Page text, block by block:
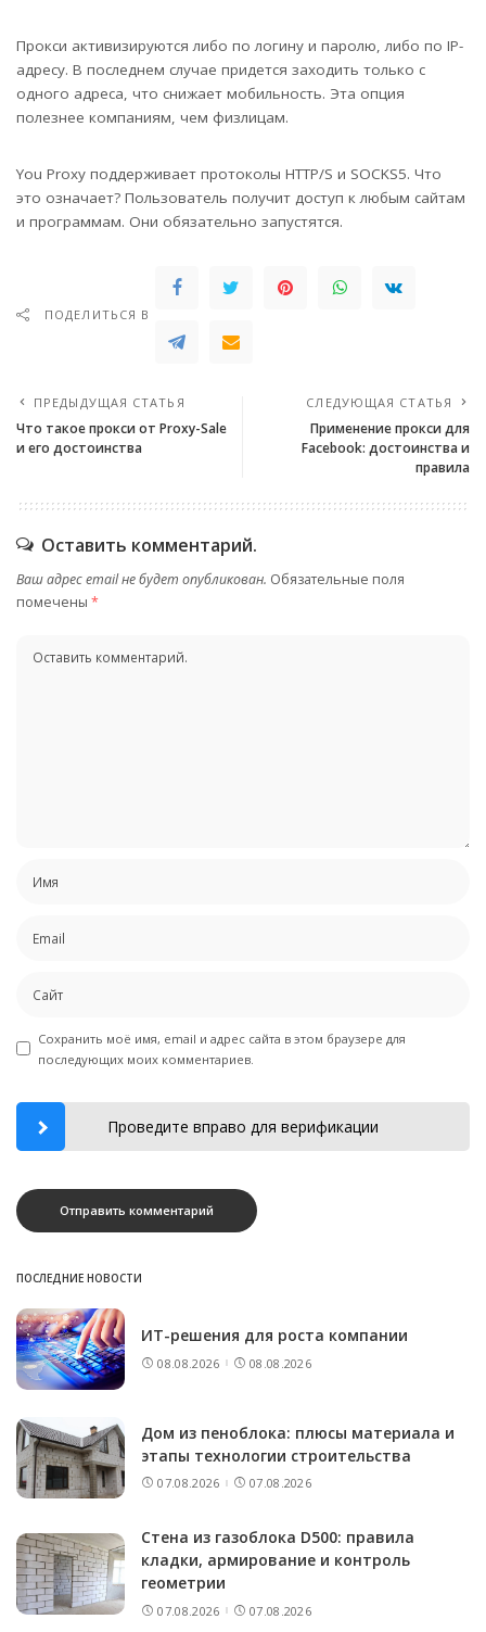
Прокси активизируются либо по логину и паролю, либо по IP-
адресу. В последнем случае придется заходить только с
одного адреса, что снижает мобильность. Эта опция
полезнее компаниям, чем физлицам.
You Proxy поддерживает протоколы HTTP/S и SOCKS5. Что
это означает? Пользователь получит доступ к любым сайтам
и программам. Они обязательно запустятся.
ПОДЕЛИТЬСЯ В
ПРЕДЫДУЩАЯ СТАТЬЯ
Что такое прокси от Proxy-Sale
и его достоинства
СЛЕДУЮЩАЯ СТАТЬЯ
Применение прокси для
Facebook: достоинства и
правила
Оставить комментарий.
Ваш адрес email не будет опубликован. Обязательные поля
помечены *
Сохранить моё имя, email и адрес сайта в этом браузере для
последующих моих комментариев.
Проведите вправо для верификации
ПОСЛЕДНИЕ НОВОСТИ
ИТ-решения для роста компании
08.08.2026 08.08.2026
Дом из пеноблока: плюсы материала и
этапы технологии строительства
07.08.2026 07.08.2026
Стена из газоблока D500: правила
кладки, армирование и контроль
геометрии
07.08.2026 07.08.2026